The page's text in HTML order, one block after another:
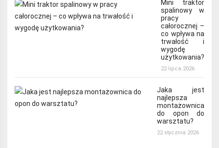
Mini traktor
spalinowy w
pracy
całorocznej –
co wpływa na
trwałość i
wygodę
użytkowania?
22 lipca 2026
Jaka jest
najlepsza
montażownica
do opon do
warsztatu?
22 stycznia 2026